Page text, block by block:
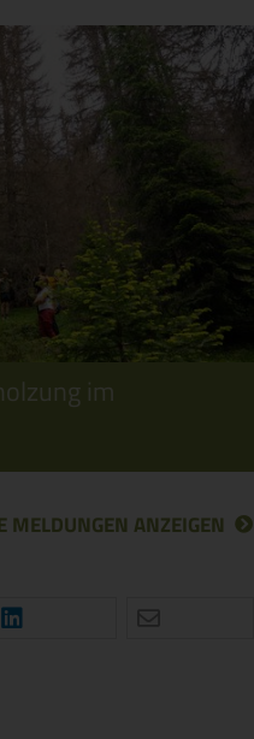
im
MELDUNGEN ANZEIGEN